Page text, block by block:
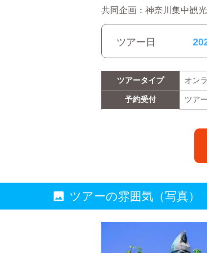
共同企画：神奈川集中観
ツアー日
ツアータイプ オン
予約受付 ツア
ツアーの雰囲気（写真）